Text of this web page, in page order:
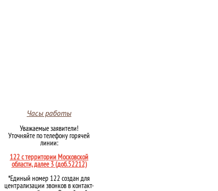
Часы работы
Уважаемые заявители!
Уточняйте по телефону горячей
линии:
122 с территории Московской
области, далее 3 (доб.52212)
*Единый номер 122 создан для
централизации звонков в контакт-